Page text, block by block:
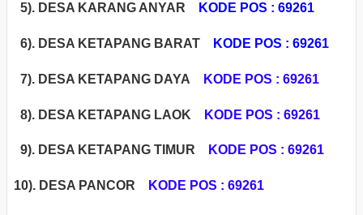
5). DESA KARANG ANYAR KODE POS : 69261
6). DESA KETAPANG BARAT KODE POS : 69261
7). DESA KETAPANG DAYA KODE POS : 69261
8). DESA KETAPANG LAOK KODE POS : 69261
9). DESA KETAPANG TIMUR KODE POS : 69261
10). DESA PANCOR KODE POS : 69261